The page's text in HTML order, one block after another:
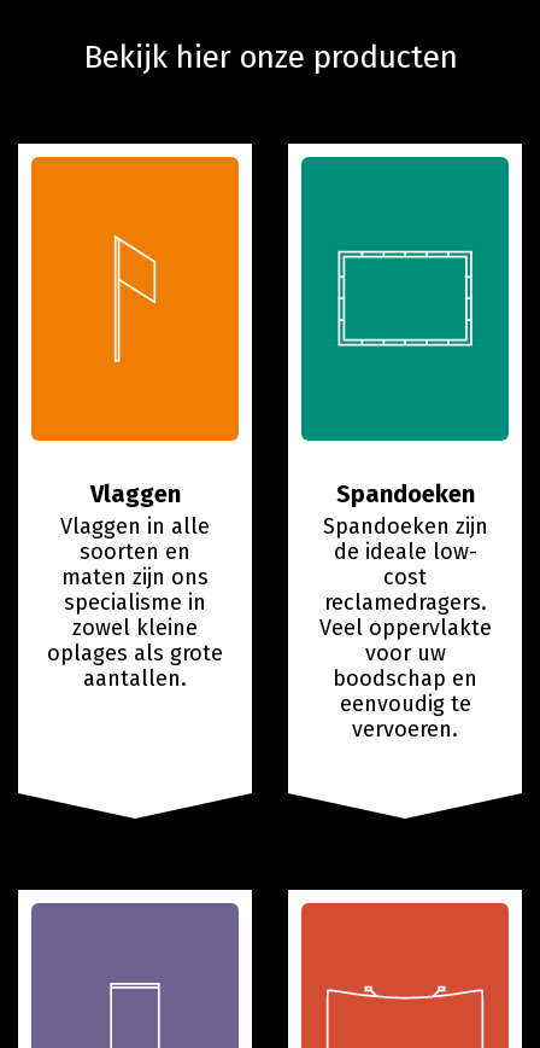
Bekijk hier onze producten
Vlaggen
Vlaggen in alle
soorten en
maten zijn ons
specialisme in
zowel kleine
oplages als grote
aantallen.
Spandoeken
Spandoeken zijn
de ideale low-
cost
reclamedragers.
Veel oppervlakte
voor uw
boodschap en
eenvoudig te
vervoeren.